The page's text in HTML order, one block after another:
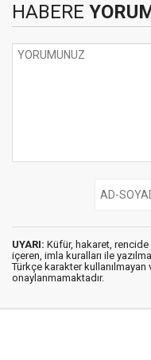
HABERE
UYARI: Küfür, hakaret, rencide
içeren, imla kuralları ile
Türkçe karakter kullanılmayan
onaylanmamaktadır.